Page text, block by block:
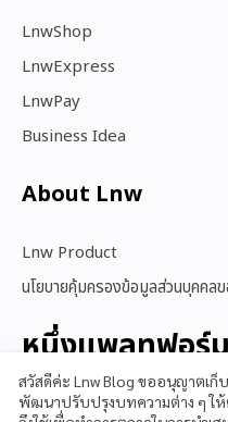
LnwShop
LnwExpress
LnwPay
Business Idea
About Lnw​
Lnw Product
นโยบายคุ้มครองข้อมูลส่วนบุคคล
หนึ่งแพลทฟอร์
ได้
สวัสดีค่ะ Lnw Blog ขออนุญาตเก็
พัฒนาปรับปรุงบทความต่าง ๆ ให้